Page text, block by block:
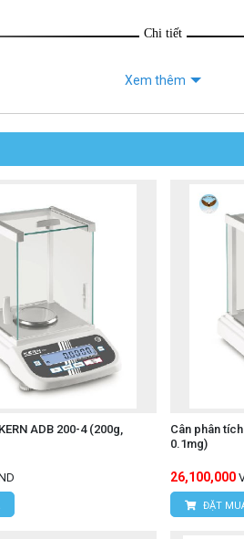
Chi tiết
Xem thêm
ADB 200-4 (200g,
Cân phân
0.1mg)
26,100,000
ĐẶT